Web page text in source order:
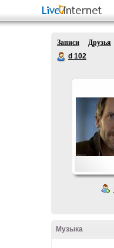
Записи Друзья
d 102
Музыка